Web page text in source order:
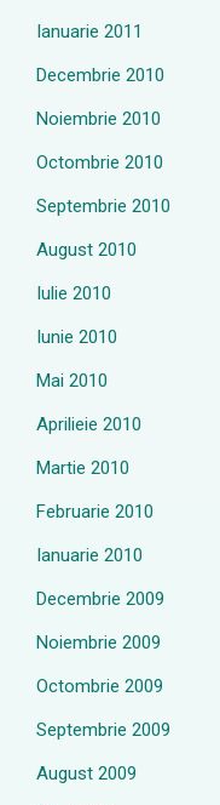
Ianuarie 2011
Decembrie 2010
Noiembrie 2010
Octombrie 2010
Septembrie 2010
August 2010
Iulie 2010
Iunie 2010
Mai 2010
Aprilieie 2010
Martie 2010
Februarie 2010
Ianuarie 2010
Decembrie 2009
Noiembrie 2009
Octombrie 2009
Septembrie 2009
August 2009